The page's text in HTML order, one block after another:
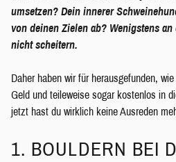
umsetzen? Dein innerer
von deinen Zielen ab? Wenigstens
nicht scheitern.
Daher haben wir für herausgefunden,
Geld und teileweise sogar kostenlos in
jetzt hast du wirklich keine Ausreden
1. BOULDERN BEI